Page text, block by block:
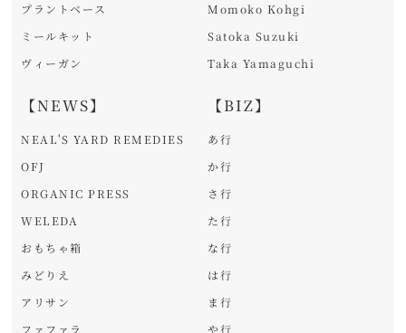
プラントベース
ミールキット
ヴィーガン
【NEWS】
NEAL'S YARD REMEDIES
OFJ
ORGANIC PRESS
WELEDA
おもちゃ箱
みどりえ
アリサン
ファファラ
Momoko Kohgi
Satoka Suzuki
Taka Yamaguchi
【BIZ】
あ行
か行
さ行
た行
な行
は行
ま行
や行